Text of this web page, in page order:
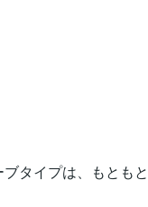
タイプは、もとも